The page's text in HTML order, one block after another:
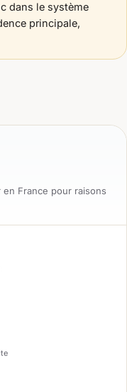
dans le système
principale,
en France pour raisons